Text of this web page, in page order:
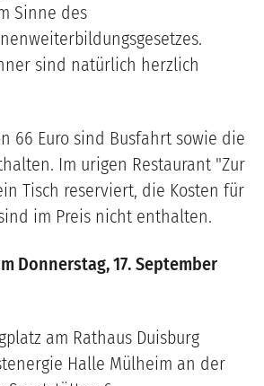
Sinne des
sind natürlich herzlich
66 Euro sind Busfahrt sowie die
Im urigen Restaurant "Zur
Tisch reserviert, die Kosten für
im Preis nicht enthalten.
Donnerstag, 17. September
am Rathaus Duisburg
Halle Mülheim an der